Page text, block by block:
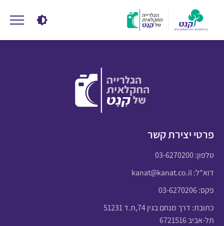
פרטי יצירת קשר
טלפון:03-6270200
דוא"ל:kanat@kanat.co.il
פקס: 03-6270206
כתובת: דרך מנחם בגין 74,ת.ד 51231
תל-אביב 6721516